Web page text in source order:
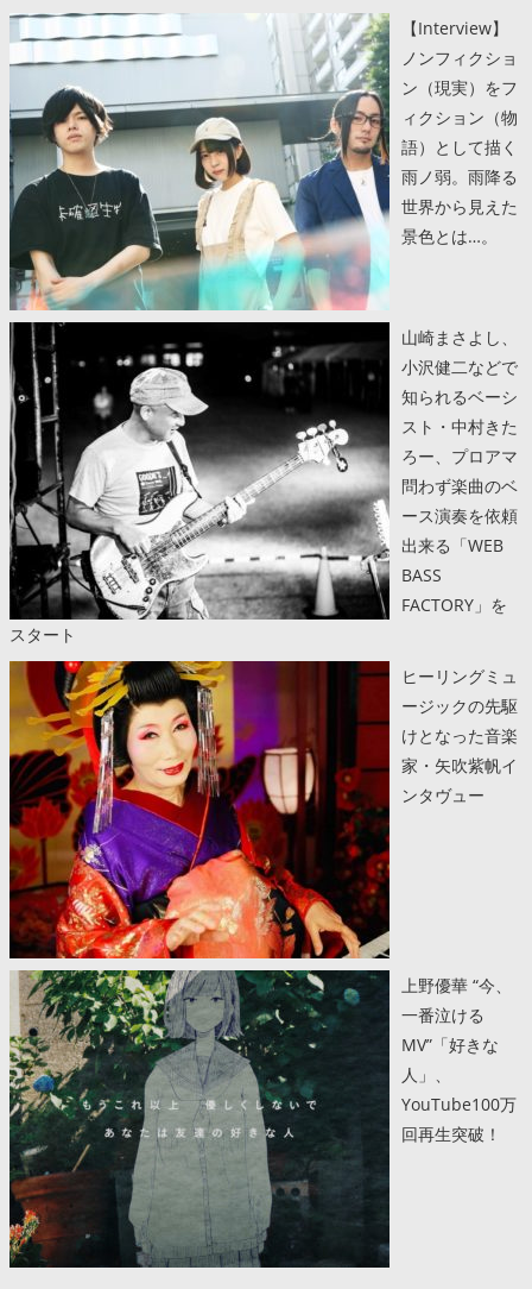
【Interview】
ノンフィクショ
ン（現実）をフ
ィクション（物
語）として描く
雨ノ弱。雨降る
世界から見えた
景色とは…。
山崎まさよし、
小沢健二などで
知られるベーシ
スト・中村きた
ろー、プロアマ
問わず楽曲のベ
ース演奏を依頼
出来る「WEB
BASS
FACTORY」を
スタート
ヒーリングミュ
ージックの先駆
けとなった音楽
家・矢吹紫帆イ
ンタヴュー
上野優華 “今、
一番泣ける
MV”「好きな
人」、
YouTube100万
回再生突破！